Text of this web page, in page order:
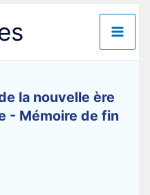
la nouvelle ère
- Mémoire de fin